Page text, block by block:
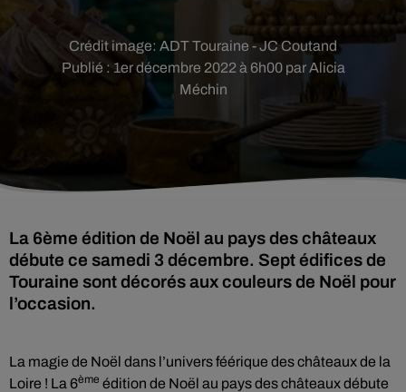
Publié : 1er décembre 2022 à 6h00 par Alicia
Méchin
Crédit image: ADT Touraine - JC Coutand
La 6ème édition de Noël au pays des châteaux
débute ce samedi 3 décembre. Sept édifices de
Touraine sont décorés aux couleurs de Noël pour
l’occasion.
La magie de Noël dans l’univers féérique des châteaux de la
Loire ! La 6ème édition de Noël au pays des châteaux débute